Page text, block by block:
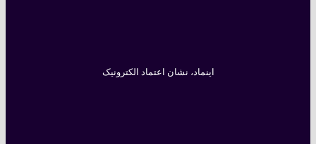
اینماد، نشان اعتماد الکترونیک